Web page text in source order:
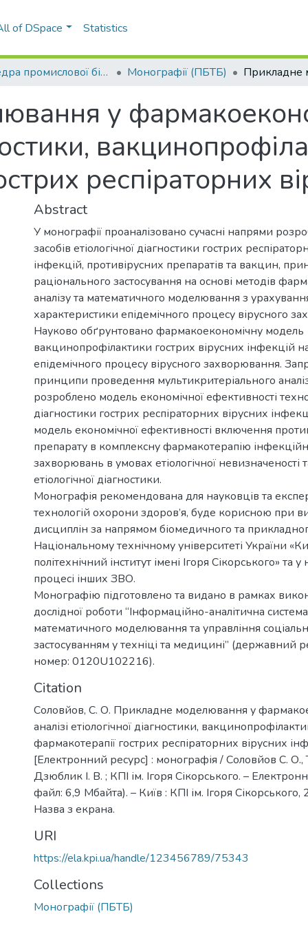
of DSpace Statistics
Кафедра промислової біотехнології та біофармації (ПБТБ) Монографії (ПБТБ)
у
респіраторних
Abstract
У монографії проаналізовано сучасні напрями
засобів етіологічної діагностики гострих
інфекцій, противірусних препаратів та вакцин,
раціонального застосування на основі методів
аналізу та математичного моделювання з
характеристики епідемічного процесу вірусного
Науково обґрунтовано фармакоекономічну модель
вакцинопрофілактики гострих вірусних інфекцій
епідемічного процесу вірусного захворювання.
принципи проведення мультикритеріального
розроблено модель економічної ефективності
діагностики гострих респіраторних вірусних
модель економічної ефективності включення
препарату в комплексну фармакотерапію
захворювань в умовах етіологічної невизначеності
етіологічної діагностики.
Монографія рекомендована для науковців та
технологій охорони здоров’я, буде корисною при
дисциплін за напрямом біомедичного та
Національному технічному університеті України
політехнічний інститут імені Ігоря Сікорського» та
процесі інших ЗВО.
Монографію підготовлено та видано в рамках
дослідної роботи “Інформаційно-аналітична
математичного моделювання та управління
застосуванням у техніці та медицині” (державний
номер: 0120U102216).
Citation
Соловйов, С. О. Прикладне моделювання у
аналізі етіологічної діагностики,
фармакотерапії гострих респіраторних вірусних
[Електронний ресурс] : монографія / Соловйов С. О.,
Дзюблик І. В. ; КПІ ім. Ігоря Сікорського. –
файл: 6,9 Мбайта). – Київ : КПІ ім. Ігоря Сікорського,
Назва з екрана.
URI
https://ela.kpi.ua/handle/123456789/75343
Collections
Монографії (ПБТБ)